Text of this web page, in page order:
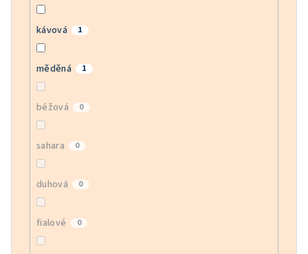
kávová 1
měděná 1
béžová 0
sahara 0
duhová 0
fialové 0